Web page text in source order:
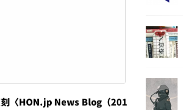
刻〈HON.jp News Blog（201